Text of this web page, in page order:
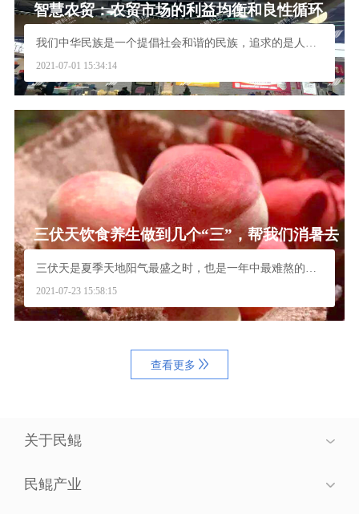
智慧农贸：农贸市场的利益均衡和良性循环
2021-07-01 15:34:14
三伏天饮食养生做到几个“三”，帮我们消暑去
火安度“苦夏”
2021-07-23 15:58:15
查看更多
关于民鲲
民鲲产业